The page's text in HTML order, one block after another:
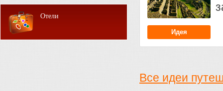
Отели
Идея
Все идеи